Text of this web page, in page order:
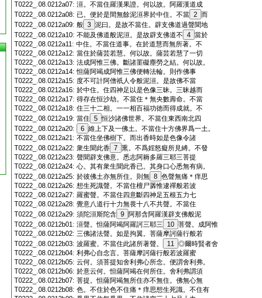
T0222_.08.0212a07: 洹。不當住羅漢果證。何以故。阿羅漢道成
T0222_.08.0212a08: 已。便於是間無餘泥洹界於中住。不當 2 而
T0222_.08.0212a09: 般 3 泥曰。是故不當住。辟支佛道過聲聞地
T0222_.08.0212a10: 不能及佛道般泥洹。是故辟支佛道不 4 當於
T0222_.08.0212a11: 中住。不當住道事。在於道慧而無所著。不
T0222_.08.0212a12: 當住於薩芸若慧。何以故。薩芸若慧了一切
T0222_.08.0212a13: 法成阿惟三佛。斷諸罣礙塵勞之結。何以故。
T0222_.08.0212a14:怛薩阿竭成阿惟三佛便轉法輪。則作佛事
T0222_.08.0212a15: 度不可計阿僧祇人令般泥洹。是故佛不當
T0222_.08.0212a16: 於中住。住四神足以是色像三昧。三昧越而
T0222_.08.0212a17: 得存在恒沙劫。不當住＊無央數壽命。不當
T0222_.08.0212a18: 住三十二相。一一相百福功徳而得成就。不
T0222_.08.0212a19: 當住 5 恒沙諸佛世界。不當住東西南北四
T0222_.08.0212a20:
6 維上下及一佛土。不當住十方佛界爲一土。
T0222_.08.0212a21: 不當住坐佛樹下。而出香時如是色像令諸
T0222_.08.0212a22: 衆生聞此香 7 熏。不爲婬怒癡所見縛。不發
T0222_.08.0212a23: 聲聞辟支佛意。悉志阿耨多羅三耶三菩提
T0222_.08.0212a24: 心。其有衆生聞此香已。其身口心悉無有病。
T0222_.08.0212a25: 於彼佛土亦無所住。則無 8 色聲無痛＊痒思
T0222_.08.0212a26: 想生死識聲。不當住檀尸羼惟逮禪般若波
T0222_.08.0212a27: 羅蜜聲。不當住四意斷四神足五根五力七
T0222_.08.0212a28: 覺意八道行十力無畏十八不共聲。不當住
T0222_.08.0212a29: 須陀洹斯陀含 9 阿那含阿羅漢辟支佛般泥
T0222_.08.0212b01: 洹聲。怛薩阿竭阿羅訶三耶三 10 菩聲。成阿惟
T0222_.08.0212b02: 三佛諸法聲。如是拘翼。菩薩摩訶薩行般若
T0222_.08.0212b03: 波羅蜜。不當住此諸所著聲。 11 ◎爾時賢者舍
T0222_.08.0212b04: 利弗心自念言。菩薩摩訶薩行般若波羅蜜
T0222_.08.0212b05: 云何。須菩提知舍利弗心所念。便謂舍利弗。
T0222_.08.0212b06: 於意云何。怛薩阿竭在何所住。舍利弗謂須
T0222_.08.0212b07: 菩提。怛薩阿竭無所住亦不無住。佛無心無
T0222_.08.0212b08: 色。不住於色不住痛＊痒思想生死識。不住有